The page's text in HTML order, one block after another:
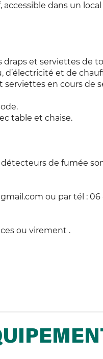
dans un local
et serviettes de
d’électricité et de
en cours de
table et chaise.
de fumée
ou par tél : 06
ou virement .